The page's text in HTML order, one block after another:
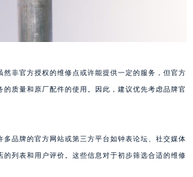
然非官方授权的维修点或许能提供一定的服务，但官方
质量和原厂配件的使用。因此，建议优先考虑品牌官
多品牌的官方网站或第三方平台如钟表论坛、社交媒体
的列表和用户评价。这些信息对于初步筛选合适的维修